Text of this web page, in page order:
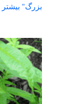
بزرگ" بیشتر